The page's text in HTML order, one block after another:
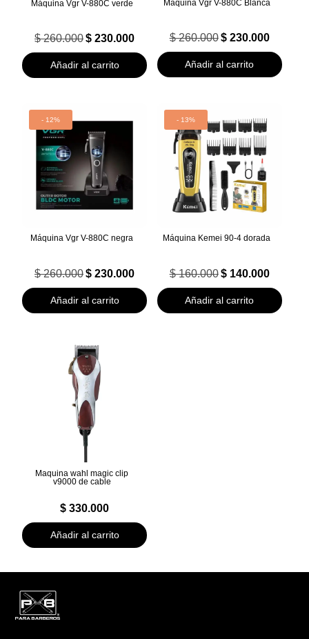
Máquina Vgr V-880C verde
$260.000 El
precio
original
era:
$ 230.000
actual
$ 230.000.
Añadir al carrito
Maquina Vgr V-880C Blanca
$260.000 El
precio
original
era:
$230.000El
actual
$ 230.000.
Añadir al carrito
- 12%
Máquina Vgr V-880C negra
$260.000 El
precio
original
era:
$ 230.000
actual
$ 230.000.
Añadir al carrito
- 13%
Máquina Kemei 90-4 dorada
$160.000 El
precio
original
era:
$140.000El
actual
$ 140.000.
Añadir al carrito
Maquina wahl magic clip
v9000 de cable
$ 330.000
Añadir al carrito